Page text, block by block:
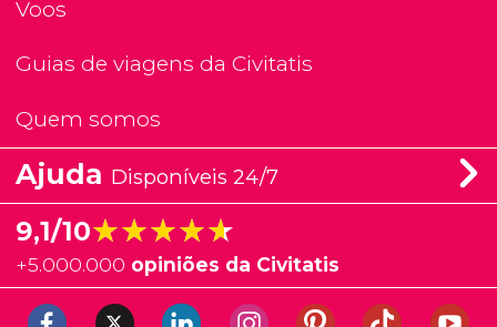
Voos
Guias de viagens da Civitatis
Quem somos
Ajuda Disponíveis 24/7
9,1/10★★★★★
★★★★★
+5.000.000 opiniões da Civitatis